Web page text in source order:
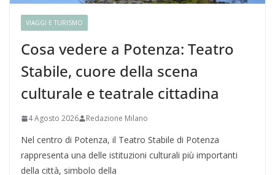
VIAGGI E TURISMO
Cosa vedere a Potenza: Teatro
Stabile, cuore della scena
culturale e teatrale cittadina
4 Agosto 2026 Redazione Milano
Nel centro di Potenza, il Teatro Stabile di Potenza
rappresenta una delle istituzioni culturali più importanti
della città, simbolo della